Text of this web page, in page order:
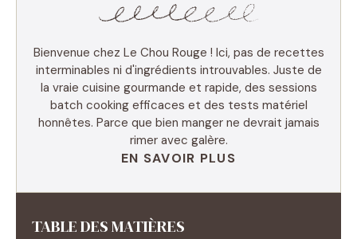
Bienvenue chez Le Chou Rouge ! Ici, pas de recettes
interminables ni d'ingrédients introuvables. Juste de
la vraie cuisine gourmande et rapide, des sessions
batch cooking efficaces et des tests matériel
honnêtes. Parce que bien manger ne devrait jamais
rimer avec galère.
EN SAVOIR PLUS
TABLE DES MATIÈRES